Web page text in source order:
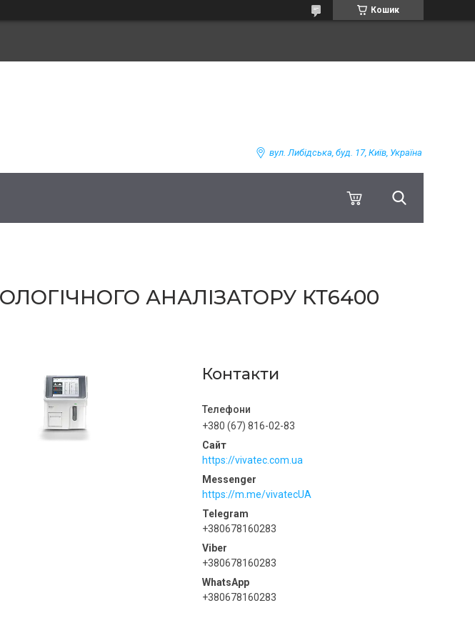
Кошик
вул. Либідська, буд. 17, Київ, Україна
АНАЛІЗАТОРУ КТ6400
Контакти
+380 (67) 816-02-83
https://vivatec.com.ua
https://m.me/vivatecUA
+380678160283
+380678160283
+380678160283